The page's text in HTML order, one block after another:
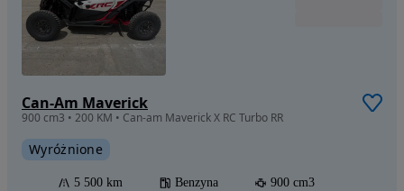
Can-Am Maverick
900 cm3 • 200 KM • Can-am Maverick X RC Turbo RR
Wyróżnione
5 500 km Benzyna
900 cm3